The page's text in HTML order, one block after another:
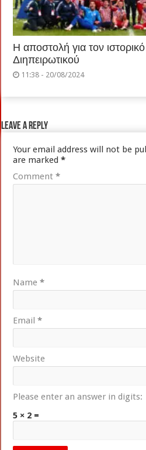
Η αποστολή για τον ιστορικό
Διηπειρωτικού
11:38 - 20/08/2024
Leave a Reply
Your email address will not be
are marked*
Comment*
Name*
Email*
Website
Please enter an answer in digits:
5 × 2 =